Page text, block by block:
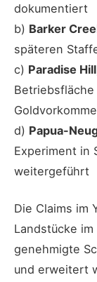
dokumentiert
b) Barker
späteren
c) Paradise
d) Papua-
Experiment in
weitergeführt
Die Claims im
Landstücke
genehmigte
und erweitert